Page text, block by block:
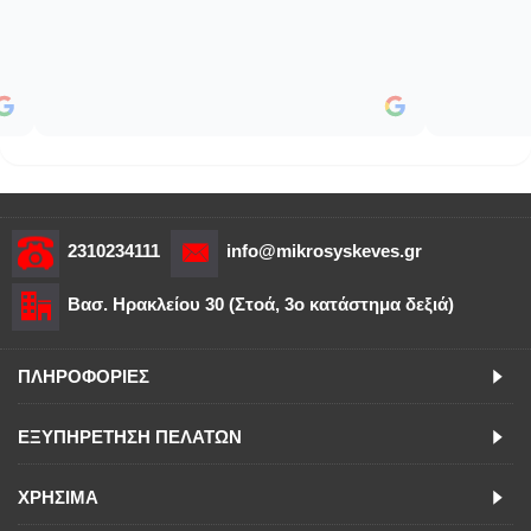
2310234111 info@mikrosyskeves.gr
Βασ. Ηρακλείου 30 (Στοά, 3o κατάστημα δεξιά)
ΠΛΗΡΟΦΟΡΙΕΣ
ΕΞΥΠΗΡΕΤΗΣΗ ΠΕΛΑΤΩΝ
ΧΡΗΣΙΜΑ